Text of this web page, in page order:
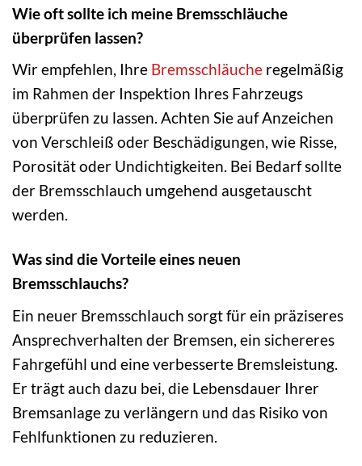
Wie oft sollte ich meine Bremsschläuche
überprüfen lassen?
Wir empfehlen, Ihre Bremsschläuche regelmäßig
im Rahmen der Inspektion Ihres Fahrzeugs
überprüfen zu lassen. Achten Sie auf Anzeichen
von Verschleiß oder Beschädigungen, wie Risse,
Porosität oder Undichtigkeiten. Bei Bedarf sollte
der Bremsschlauch umgehend ausgetauscht
werden.
Was sind die Vorteile eines neuen
Bremsschlauchs?
Ein neuer Bremsschlauch sorgt für ein präziseres
Ansprechverhalten der Bremsen, ein sichereres
Fahrgefühl und eine verbesserte Bremsleistung.
Er trägt auch dazu bei, die Lebensdauer Ihrer
Bremsanlage zu verlängern und das Risiko von
Fehlfunktionen zu reduzieren.